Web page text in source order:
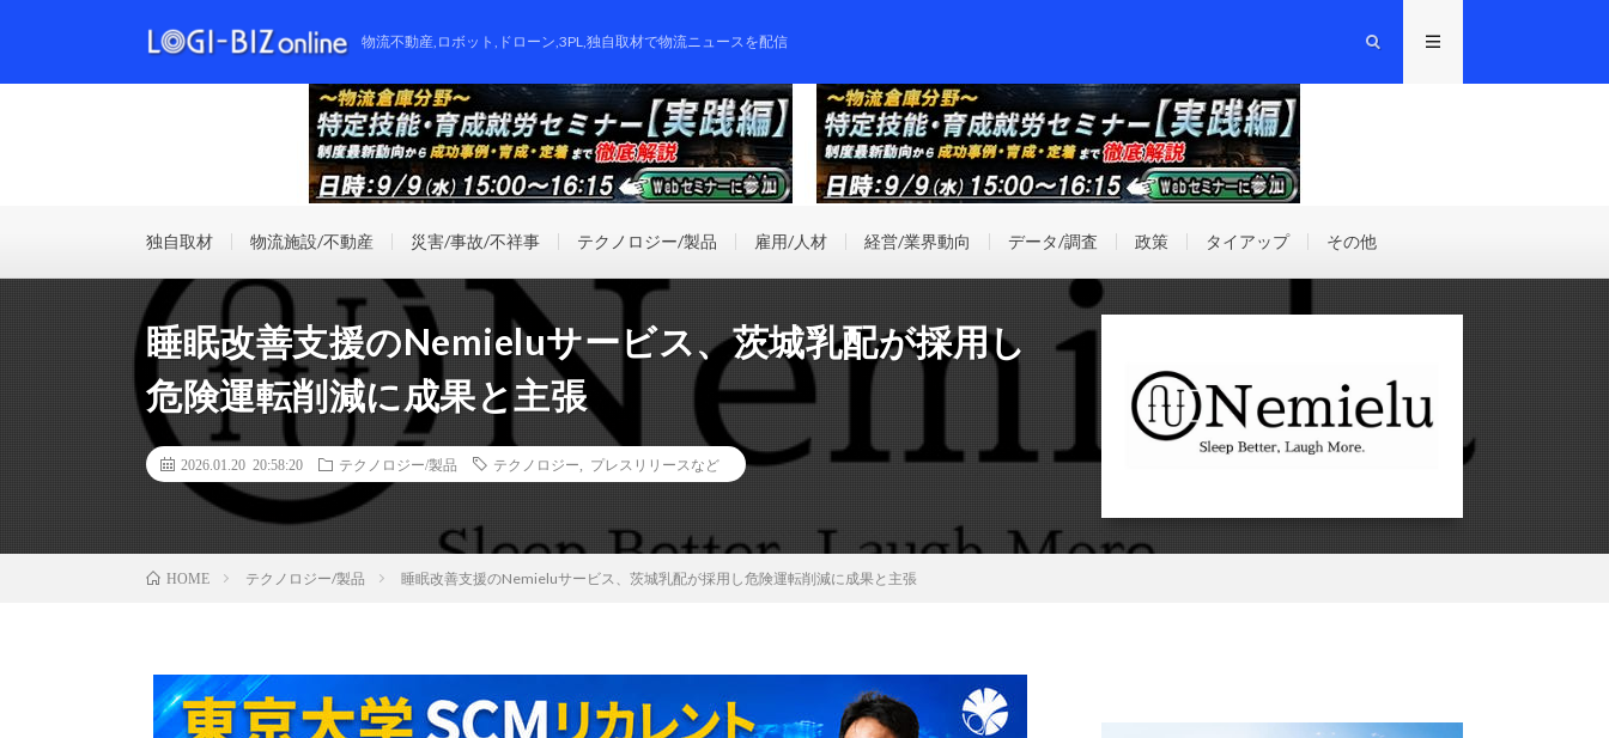
物流不動産,ロボット,ドローン,3PL,独自取材で物流ニュースを配信
独自取材 物流施設/不動産 災害/事故/不祥事 テクノロジー/製品 雇用/人材 経営/業界動向 データ/調査 政策 タイアップ その他
睡眠改善支援のNemieluサービス、茨城乳配が採用し
危険運転削減に成果と主張
2026.01.20 20:58:20 テクノロジー/製品 テクノロジー プレスリリースなど
HOME テクノロジー/製品 睡眠改善支援のNemieluサービス、茨城乳配が採用し危険運転削減に成果と主張